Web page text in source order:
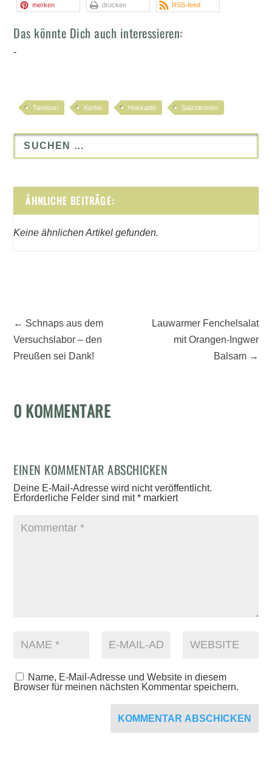
merken drucken RSS-feed
Das könnte Dich auch interessieren:
-
Tandoori Kürbis Hokkaido Salzzitronen
ÄHNLICHE BEITRÄGE:
Keine ähnlichen Artikel gefunden.
← Schnaps aus dem
Versuchslabor – den
Preußen sei Dank!
Lauwarmer Fenchelsalat
mit Orangen-Ingwer
Balsam→
0 KOMMENTARE
EINEN KOMMENTAR ABSCHICKEN
Deine E-Mail-Adresse wird nicht veröffentlicht.
Erforderliche Felder sind mit* markiert
Name, E-Mail-Adresse und Website in diesem
Browser für meinen nächsten Kommentar speichern.
KOMMENTAR ABSCHICKEN